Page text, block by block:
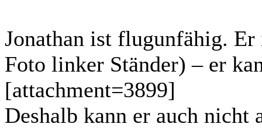
Jonathan ist flugunfähig.
Foto linker Ständer) – er
[attachment=3899]
Deshalb kann er auch nicht